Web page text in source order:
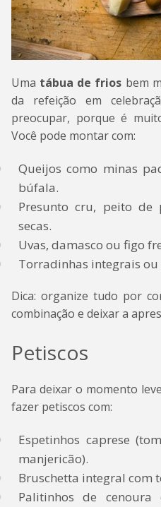
Uma tábua de frios bem
da refeição em
preocupar, porque é
Você pode montar com:
Queijos como minas
búfala.
Presunto cru, peito de
secas.
Uvas, damasco ou figo
Torradinhas integrais
Dica: organize tudo por
combinação e deixar a
Petiscos
Para deixar o momento
fazer petiscos com:
Espetinhos caprese
manjericão).
Bruschetta integral com
Palitinhos de